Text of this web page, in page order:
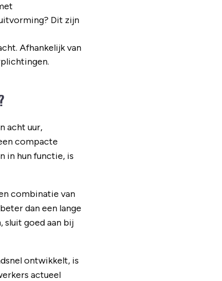
Dit zijn
Afhankelijk van
acht uur,
compacte
in hun functie, is
combinatie van
dan een lange
sluit goed aan bij
ontwikkelt, is
actueel